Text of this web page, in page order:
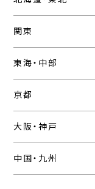
関東
東海・中部
京都
大阪・神戸
中国・九州